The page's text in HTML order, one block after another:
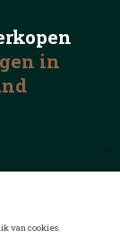
in
van cookies.